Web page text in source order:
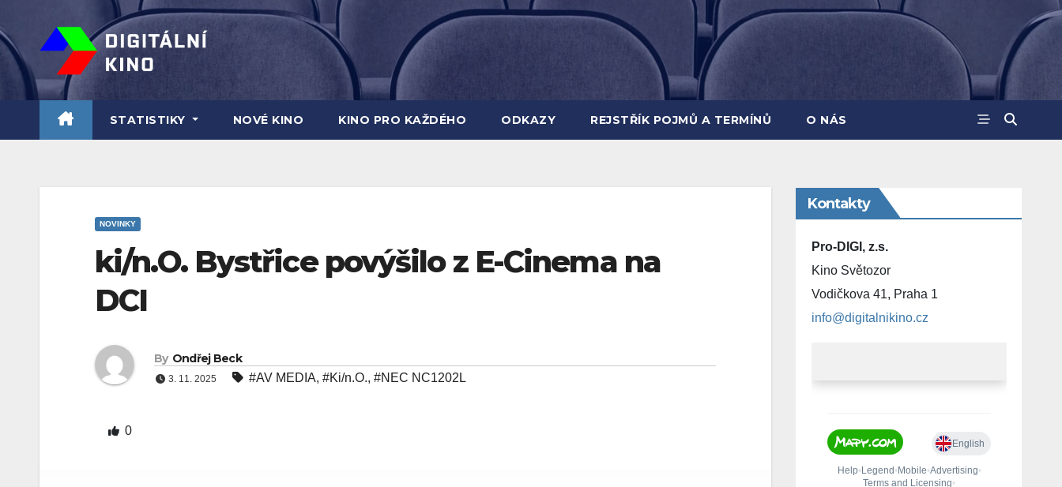
to
content
STATISTIKY NOVÉ KINO KINO PRO KAŽDÉHO ODKAZY REJSTŘÍK POJMŮ A TERMÍNŮ O NÁS
NOVINKY
ki/n.O. Bystřice povýšilo z E-Cinema na
DCI
By Ondřej Beck
3. 11. 2025 #AV MEDIA, #Ki/n.O., #NEC NC1202L
0
Kontakty
Pro-DIGI, z.s.
Kino Světozor
Vodičkova 41, Praha 1
info@digitalnikino.cz